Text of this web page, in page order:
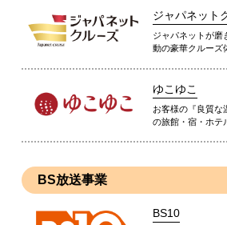
ジャパネット
ジャパネットが磨
動の豪華クルーズ
ゆこゆこ
お客様の『良質な
の旅館・宿・ホテ
BS放送事業
BS10